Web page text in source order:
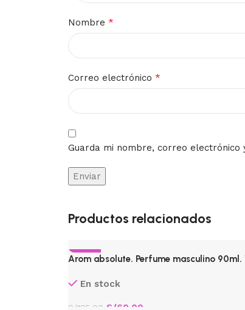
Nombre *
Correo electrónico *
Guarda mi nombre, correo
Productos relacionados
-68%
Arom absolute. Perfume masculino 90ml.
En stock
S/185.00 S/60.00